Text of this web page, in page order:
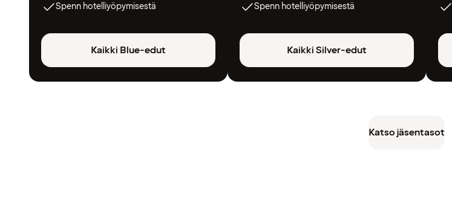
Spenn hotelliyöpymisestä
Kaikki Blue-edut
Spenn hotelliyöpymisestä
Kaikki Silver-edut
Katso jäsentasot